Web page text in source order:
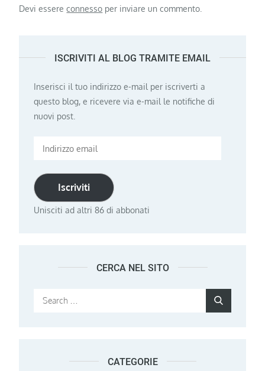
Devi essereconnesso per inviare un commento.
ISCRIVITI AL BLOG TRAMITE EMAIL
Inserisci il tuo indirizzo e-mail per iscriverti a
questo blog, e ricevere via e-mail le notifiche di
nuovi post.
Indirizzo
Iscriviti
Unisciti ad altri 86 di abbonati
CERCA NEL SITO
Search
CATEGORIE